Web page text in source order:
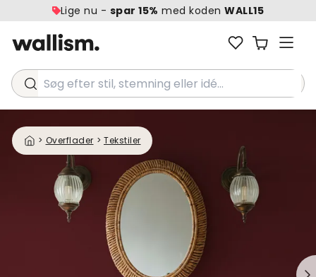
Lige nu - spar 15% med kodenWALL15
Søg efter stil, stemning eller idé...
> Overflader > Tekstiler